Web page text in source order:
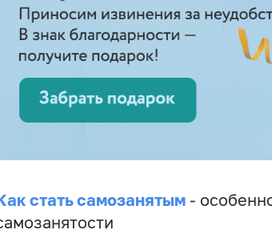
стать самозанятым -